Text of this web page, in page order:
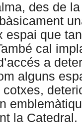
des de
espai que
cal
a
alguns
la Catedral.